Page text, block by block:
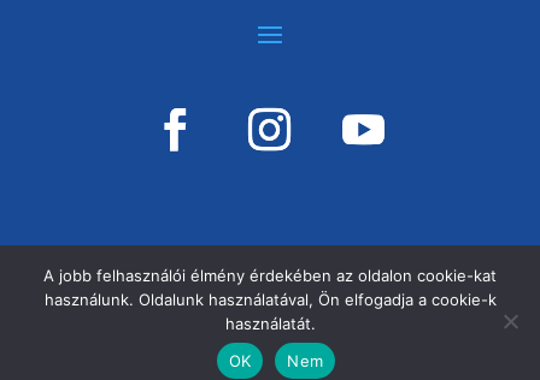
VÁSÁRHELYI KOSÁRSULI, MINDEN JOG
FENNTARTVA!
A jobb felhasználói élmény érdekében az oldalon cookie-kat
használunk. Oldalunk használatával, Ön elfogadja a cookie-k
használatát.
OK
Nem